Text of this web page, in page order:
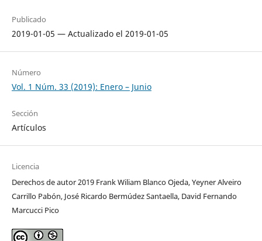
Publicado
2019-01-05 — Actualizado el 2019-01-05
Número
Vol. 1 Núm. 33 (2019): Enero – Junio
Sección
Artículos
Licencia
Derechos de autor 2019 Frank Wiliam Blanco Ojeda, Yeyner Alveiro
Carrillo Pabón, José Ricardo Bermúdez Santaella, David Fernando
Marcucci Pico